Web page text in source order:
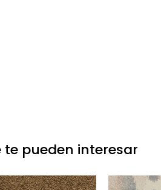
te pueden interesar